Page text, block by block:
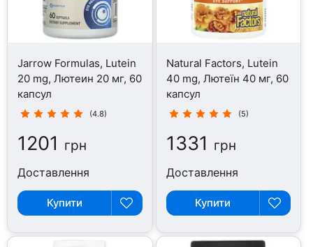
Jarrow Formulas, Lutein
20 mg, Лютеин 20 мг, 60
капсул
(4.8)
1201 грн
Доставлення
Купити
Natural Factors, Lutein
40 mg, Лютеїн 40 мг, 60
капсул
(5)
1331 грн
Доставлення
Купити